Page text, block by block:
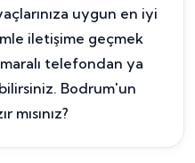
uygun en iyi
iletişime geçmek
telefondan ya
Bodrum'un